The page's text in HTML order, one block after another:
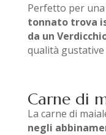
Perfetto per una
tonnato trova
da un
qualità gustative
Carne di
La carne di
negli